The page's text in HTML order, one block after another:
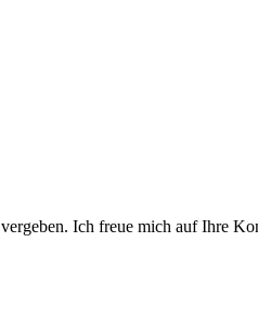
vergeben. Ich freue mich auf Ihre